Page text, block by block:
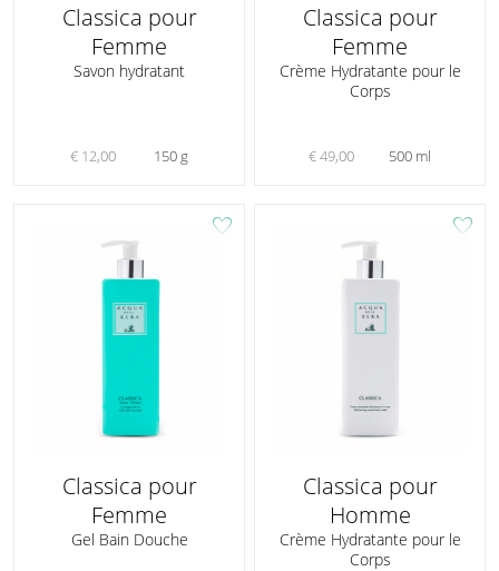
Classica pour
Femme
Savon hydratant
€ 12,00 150 g
Classica pour
Femme
Crème Hydratante pour le
Corps
€ 49,00 500 ml
favorite
Classica pour
Femme
Gel Bain Douche
favorite
Classica pour
Homme
Crème Hydratante pour le
Corps